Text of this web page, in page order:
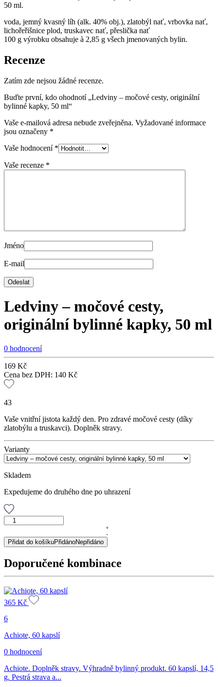
50 ml.
voda, jemný kvasný líh (alk. 40% obj.), zlatobýl nať, vrbovka nať,
lichořeřišnice plod, truskavec nať, přeslička nať
100 g výrobku obsahuje à 2,85 g všech jmenovaných bylin.
Recenze
Zatím zde nejsou žádné recenze.
Buďte první, kdo ohodnotí „Ledviny – močové cesty, originální
bylinné kapky, 50 ml“
Vaše e-mailová adresa nebude zveřejněna. Vyžadované informace
jsou označeny *
Vaše hodnocení *
Vaše recenze *
Jméno
E-mail
Ledviny – močové cesty,
originální bylinné kapky, 50 ml
0 hodnocení
169 Kč
Cena bez DPH: 140 Kč
43
Vaše vnitřní jistota každý den. Pro zdravé močové cesty (díky
zlatobýlu a truskavci). Doplněk stravy.
Varianty
Skladem
Expedujeme do druhého dne po uhrazení
Ledviny
močové
cesty,
bylinné
kapky,
ml
množství
+
-
Přidat do košíkuPřidánoNepřidáno
Doporučené kombinace
365 Kč
6
Achiote, 60 kapslí
0 hodnocení
Achiote. Doplněk stravy. Výhradně bylinný produkt. 60 kapslí, 14,5
g. Pestrá strava a...